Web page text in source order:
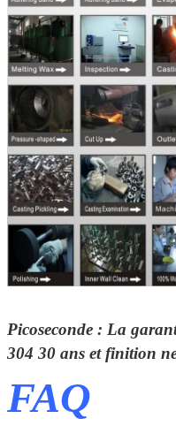
Picoseconde : La
304 30 ans et finition
FAQ